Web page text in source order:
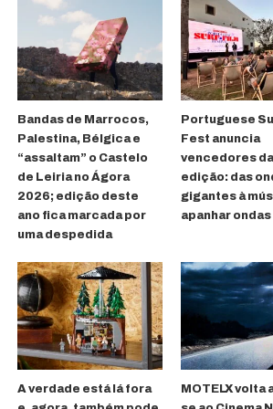
Bandas de Marrocos,
Palestina, Bélgica e
“assaltam” o Castelo
de Leiria no Ágora
2026; edição deste
ano fica marcada por
uma despedida
Portuguese
Fest anuncia
vencedores da
edição: das
gigantes à
apanhar ondas
A verdade está lá fora
MOTELX volta